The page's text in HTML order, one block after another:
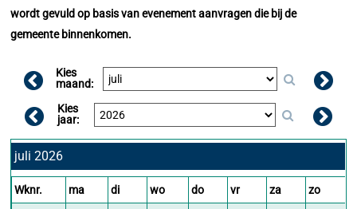
wordt gevuld op basis van evenement aanvragen die bij de
gemeente binnenkomen.
Kies
maand:
Kies
jaar:
juli 2026
Wknr. ma di wo do vr za zo